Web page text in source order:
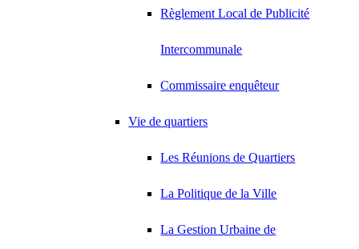
Règlement Local de Publicité
Intercommunale
Commissaire enquêteur
Vie de quartiers
Les Réunions de Quartiers
La Politique de la Ville
La Gestion Urbaine de